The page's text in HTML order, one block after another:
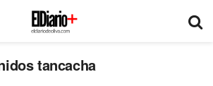
tancacha